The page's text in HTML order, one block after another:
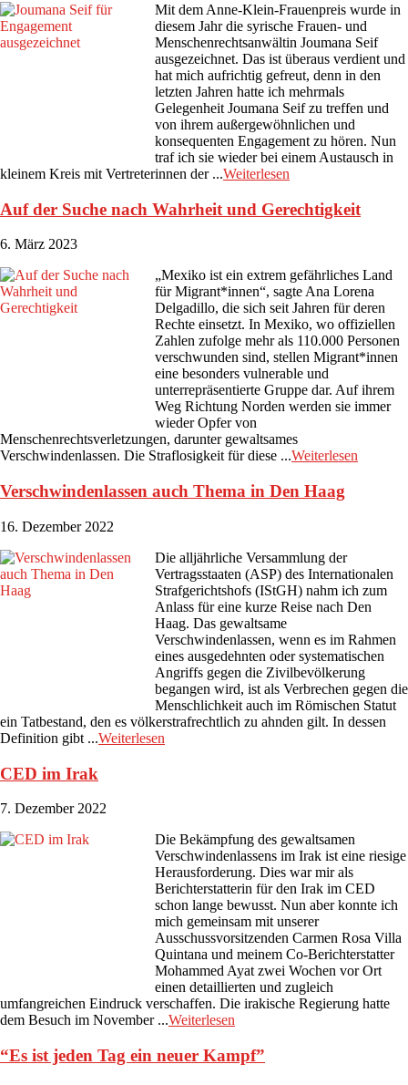
Mit dem Anne-Klein-Frauenpreis wurde in
diesem Jahr die syrische Frauen- und
Menschenrechtsanwältin Joumana Seif
ausgezeichnet. Das ist überaus verdient und
hat mich aufrichtig gefreut, denn in den
letzten Jahren hatte ich mehrmals
Gelegenheit Joumana Seif zu treffen und
von ihrem außergewöhnlichen und
konsequenten Engagement zu hören. Nun
traf ich sie wieder bei einem Austausch in
kleinem Kreis mit Vertreterinnen der ...Weiterlesen
Auf der Suche nach Wahrheit und Gerechtigkeit
6. März 2023
„Mexiko ist ein extrem gefährliches Land
für Migrant*innen“, sagte Ana Lorena
Delgadillo, die sich seit Jahren für deren
Rechte einsetzt. In Mexiko, wo offiziellen
Zahlen zufolge mehr als 110.000 Personen
verschwunden sind, stellen Migrant*innen
eine besonders vulnerable und
unterrepräsentierte Gruppe dar. Auf ihrem
Weg Richtung Norden werden sie immer
wieder Opfer von
Menschenrechtsverletzungen, darunter gewaltsames
Verschwindenlassen. Die Straflosigkeit für diese ...Weiterlesen
Verschwindenlassen auch Thema in Den Haag
16. Dezember 2022
Die alljährliche Versammlung der
Vertragsstaaten (ASP) des Internationalen
Strafgerichtshofs (IStGH) nahm ich zum
Anlass für eine kurze Reise nach Den
Haag. Das gewaltsame
Verschwindenlassen, wenn es im Rahmen
eines ausgedehnten oder systematischen
Angriffs gegen die Zivilbevölkerung
begangen wird, ist als Verbrechen gegen die
Menschlichkeit auch im Römischen Statut
ein Tatbestand, den es völkerstrafrechtlich zu ahnden gilt. In dessen
Definition gibt ...Weiterlesen
CED im Irak
7. Dezember 2022
Die Bekämpfung des gewaltsamen
Verschwindenlassens im Irak ist eine riesige
Herausforderung. Dies war mir als
Berichterstatterin für den Irak im CED
schon lange bewusst. Nun aber konnte ich
mich gemeinsam mit unserer
Ausschussvorsitzenden Carmen Rosa Villa
Quintana und meinem Co-Berichterstatter
Mohammed Ayat zwei Wochen vor Ort
einen detaillierten und zugleich
umfangreichen Eindruck verschaffen. Die irakische Regierung hatte
dem Besuch im November ...Weiterlesen
“Es ist jeden Tag ein neuer Kampf”